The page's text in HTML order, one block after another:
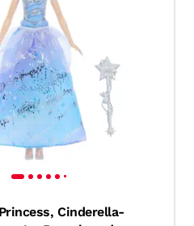
Cinderella-